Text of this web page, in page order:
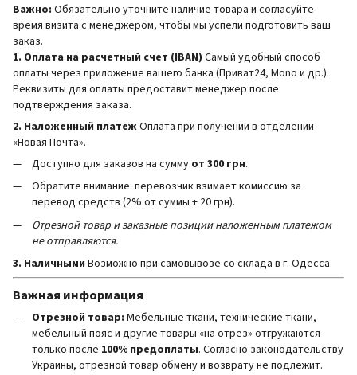
Важно: Обязательно уточните наличие товара и согласуйте
время визита с менеджером, чтобы мы успели подготовить ваш
заказ.
1. Оплата на расчетный счет (IBAN) Самый удобный способ
оплаты через приложение вашего банка (Приват24, Mono и др.).
Реквизиты для оплаты предоставит менеджер после
подтверждения заказа.
2. Наложенный платежОплата при получении в отделении
«Новая Почта».
Доступно для заказов на сумму от 300 грн.
Обратите внимание: перевозчик взимает комиссию за
перевод средств (2% от суммы + 20 грн).
Отрезной товар и заказные позиции наложенным платежом
не отправляются.
3. Наличными Возможно при самовывозе со склада в г. Одесса.
Важная информация
Отрезной товар: Мебельные ткани, технические ткани,
мебельный пояс и другие товары «на отрез» отгружаются
только после 100% предоплаты. Согласно законодательству
Украины, отрезной товар обмену и возврату не подлежит.